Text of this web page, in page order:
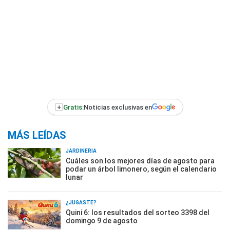
+ Gratis:Noticias exclusivas en
MÁS LEÍDAS
JARDINERÍA
Cuáles son los mejores días de agosto para
podar un árbol limonero, según el calendario
lunar
¿JUGASTE?
Quini 6: los resultados del sorteo 3398 del
domingo 9 de agosto